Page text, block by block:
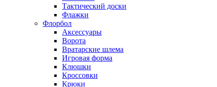
Тактический доски
Флажки
Флорбол
Аксессуары
Ворота
Вратарские шлема
Игровая форма
Клюшки
Кроссовки
Крюки